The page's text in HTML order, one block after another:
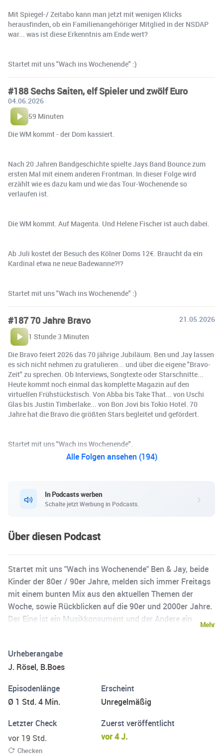
Mit Spiegel-/ Zeitabo kann man jetzt mit wenigen Klicks
herausfinden, ob ein Familienangehöriger Mitglied in der NSDAP
war... was ist diese Erkenntnis am Ende wert?
Startet mit uns "Wach ins Wochenende" :)
#188 Sechs Saiten, elf Spieler und zwölf Euro
04.06.2026
59 Minuten
Die WM kommt - der Dom kassiert.
Nach 20 Jahren Bandgeschichte spielte Jays Band Bounce zum
ersten Mal mit einem anderen Frontman. In dieser Folge wird
erzählt wie es dazu kam und wie das Tour-Wochenende so
verlaufen ist.
Die WM kommt. Auf Magenta. Und Helene Fischer ist auch dabei.
Ab Juli kostet der Besuch des Kölner Doms 12€. Braucht da ein
Kardinal etwa ne neue Badewanne?!?
Startet mit uns "Wach ins Wochenende" :)
#187 70 Jahre Bravo
21.05.2026
1 Stunde 3 Minuten
Die Bravo feiert 2026 das 70 jährige Jubiläum. Ben und Jay lassen
es sich nicht nehmen zu gratulieren... und über die eigene "Bravo-
Zeit" zu sprechen. Ob Interviews, Songtexte oder Starschnitte...
Heute kommt noch einmal das komplette Magazin auf den
virtuellen Frühstückstisch. Von Abba bis Take That... von Uschi
Glas bis Justin Timberlake... von Bon Jovi bis Tokio Hotel. 70
Jahre hat die Bravo die größten Stars begleitet und gefördert.
Startet mit uns "Wach ins Wochenende".
Alle Folgen ansehen (194)
In Podcasts werben
Schalte jetzt Werbung in Podcasts.
Über diesen Podcast
Startet mit uns "Wach ins Wochenende" Ben & Jay, beide
Kinder der 80er / 90er Jahre, melden sich immer Freitags
mit einem bunten Mix aus den aktuellen Themen der
Woche, sowie Rückblicken auf die 90er und 2000er Jahre.
Der Eine ist ein Musikkonsument und der Andere ein
Jovi Tribute Band auf der Bühne und spielt Gitarre. Diese
unterschiedlichen Blickwinkel führen in den Podcast
anderen Albernheit.
Mehr
Urheberangabe
J. Rösel, B.Boes
Episodenlänge
Ø 1 Std. 4 Min.
Erscheint
Unregelmäßig
Letzter Check
vor 19 Std.
Checken
Zuerst veröffentlicht
vor 4 J.